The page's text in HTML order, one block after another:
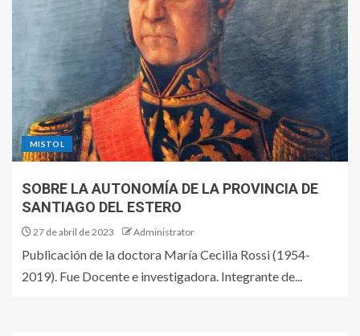
MISTOL
SOBRE LA AUTONOMÍA DE LA PROVINCIA DE
SANTIAGO DEL ESTERO
27 de abril de 2023 Administrator
Publicación de la doctora María Cecilia Rossi (1954-
2019). Fue Docente e investigadora. Integrante de...